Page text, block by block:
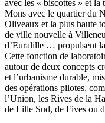
avec les « biscottes » et la
Mons avec le quartier du
Oliveaux et la plus haute
de ville nouvelle à
d’Euralille … propulsent
Cette fonction de
autour de deux concepts
et l’urbanisme durable,
des opérations pilotes,
l’Union, les Rives de la
de Lille Sud, de Fives ou